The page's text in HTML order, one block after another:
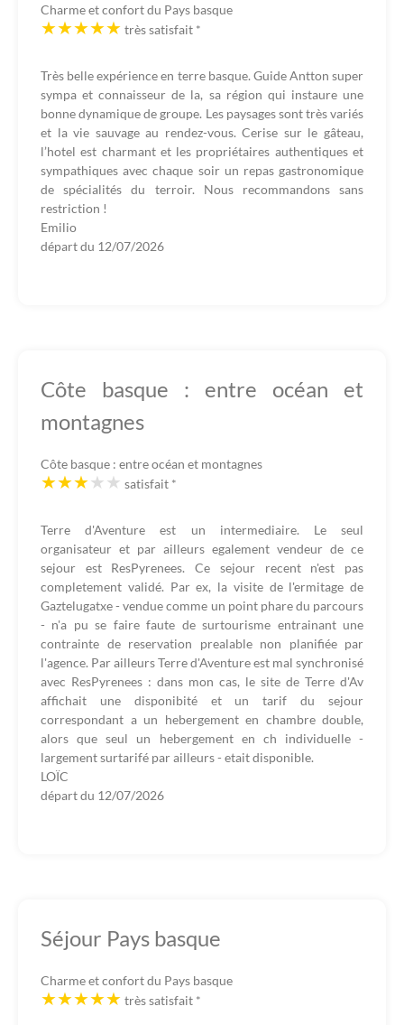
Charme et confort du Pays basque
très satisfait *
Très belle expérience en terre basque. Guide Antton super
sympa et connaisseur de la, sa région qui instaure une
bonne dynamique de groupe. Les paysages sont très variés
et la vie sauvage au rendez-vous. Cerise sur le gâteau,
l’hotel est charmant et les propriétaires authentiques et
sympathiques avec chaque soir un repas gastronomique
de spécialités du terroir. Nous recommandons sans
restriction !
Emilio
départ du 12/07/2026
Côte basque : entre océan et
montagnes
Côte basque : entre océan et montagnes
satisfait *
Terre d'Aventure est un intermediaire. Le seul
organisateur et par ailleurs egalement vendeur de ce
sejour est ResPyrenees. Ce sejour recent n'est pas
completement validé. Par ex, la visite de l'ermitage de
Gaztelugatxe - vendue comme un point phare du parcours
- n'a pu se faire faute de surtourisme entrainant une
contrainte de reservation prealable non planifiée par
l'agence. Par ailleurs Terre d'Aventure est mal synchronisé
avec ResPyrenees : dans mon cas, le site de Terre d'Av
affichait une disponibité et un tarif du sejour
correspondant a un hebergement en chambre double,
alors que seul un hebergement en ch individuelle -
largement surtarifé par ailleurs - etait disponible.
LOÏC
départ du 12/07/2026
Séjour Pays basque
Charme et confort du Pays basque
très satisfait *